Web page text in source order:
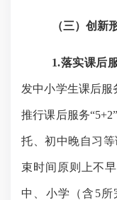
（三）创新
1.落实课后
发中小学生课后服
推行课后服务
托、初中晚自习
束时间原则上不
中、小学（含5